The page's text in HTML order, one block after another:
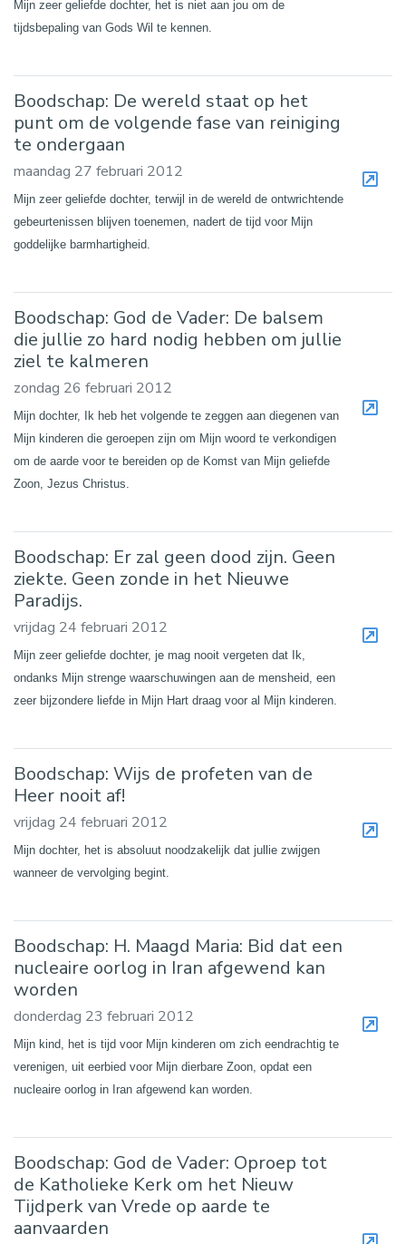
Mijn zeer geliefde dochter, het is niet aan jou om de
tijdsbepaling van Gods Wil te kennen.
Boodschap: De wereld staat op het
punt om de volgende fase van reiniging
te ondergaan
maandag 27 februari 2012
Mijn zeer geliefde dochter, terwijl in de wereld de ontwrichtende
gebeurtenissen blijven toenemen, nadert de tijd voor Mijn
goddelijke barmhartigheid.
Boodschap: God de Vader: De balsem
die jullie zo hard nodig hebben om jullie
ziel te kalmeren
zondag 26 februari 2012
Mijn dochter, Ik heb het volgende te zeggen aan diegenen van
Mijn kinderen die geroepen zijn om Mijn woord te verkondigen
om de aarde voor te bereiden op de Komst van Mijn geliefde
Zoon, Jezus Christus.
Boodschap: Er zal geen dood zijn. Geen
ziekte. Geen zonde in het Nieuwe
Paradijs.
vrijdag 24 februari 2012
Mijn zeer geliefde dochter, je mag nooit vergeten dat Ik,
ondanks Mijn strenge waarschuwingen aan de mensheid, een
zeer bijzondere liefde in Mijn Hart draag voor al Mijn kinderen.
Boodschap: Wijs de profeten van de
Heer nooit af!
vrijdag 24 februari 2012
Mijn dochter, het is absoluut noodzakelijk dat jullie zwijgen
wanneer de vervolging begint.
Boodschap: H. Maagd Maria: Bid dat een
nucleaire oorlog in Iran afgewend kan
worden
donderdag 23 februari 2012
Mijn kind, het is tijd voor Mijn kinderen om zich eendrachtig te
verenigen, uit eerbied voor Mijn dierbare Zoon, opdat een
nucleaire oorlog in Iran afgewend kan worden.
Boodschap: God de Vader: Oproep tot
de Katholieke Kerk om het Nieuw
Tijdperk van Vrede op aarde te
aanvaarden